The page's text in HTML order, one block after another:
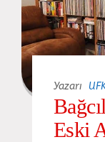
Yazarı
Eski